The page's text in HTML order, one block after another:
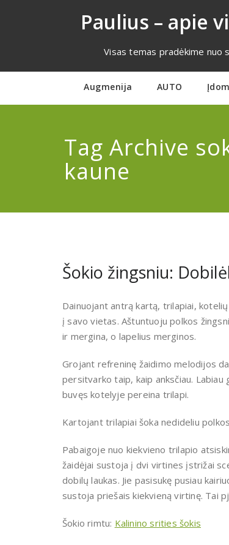
Paulius – apie
Visas temas pradėkime nuo
Augmenija AUTO
Tag Archive
kaune
Šokio žingsniu:
Dainuojant antrą kartą, trilapiai,
į savo vietas. Aštuntuoju polkos
ir mergina, o lapelius merginos.
Grojant refreninę žaidimo melodijos
persitvarko taip, kaip anksčiau.
buvęs kotelyje pereina trilapi.
Kartojant trilapiai šoka nedideliu
Pabaigoje nuo kiekvieno trilapio
žaidėjai sustoja į dvi virtines įstrižai
dobilų laukas. Jie pasisukę pusiau
sustoja priešais kiekvieną virtinę. Tai
Šokio rimtu: Kalinino srities šokis